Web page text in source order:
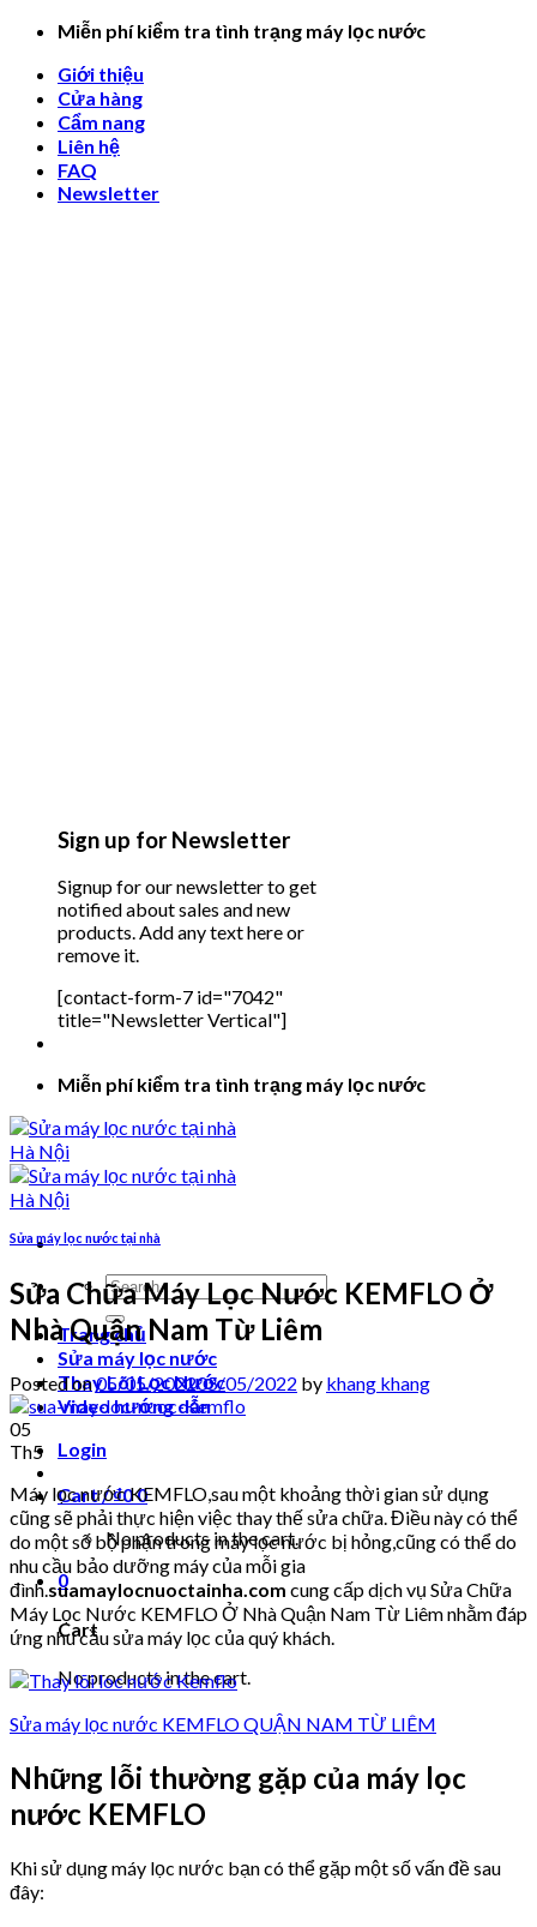
Skip
content
Miễn phí kiểm tra tình trạng máy lọc nước
Giới thiệu
Cửa hàng
Cẩm nang
Liên hệ
FAQ
Newsletter
Sign up for Newsletter
Signup for our newsletter to get
notified about sales and new
products. Add any text here or
remove it.
[contact-form-7 id="7042"
title="Newsletter Vertical"]
Miễn phí kiểm tra tình trạng máy lọc nước
Search
for:
Trang chủ
Sửa máy lọc nước
Thay Lõi Lọc Nước
Video hướng dẫn
Login
Cart /₫00
No products in the cart.
0
Cart
No products in the cart.
Sửa máy lọc nước tại nhà
Sửa Chữa Máy Lọc Nước KEMFLO Ở
Nhà Quận Nam Từ Liêm
Posted on05/05/202205/05/2022 by khang khang
05
Th5
Máy lọc nước KEMFLO,sau một khoảng thời gian sử dụng
cũng sẽ phải thực hiện việc thay thế sửa chữa. Điều này có thể
do một số bộ phận trong máy lọc nước bị hỏng,cũng có thể do
nhu cầu bảo dưỡng máy của mỗi gia
đình.suamaylocnuoctainha.com cung cấp dịch vụ Sửa Chữa
Máy Lọc Nước KEMFLO Ở Nhà Quận Nam Từ Liêm nhằm đáp
ứng nhu cầu sửa máy lọc của quý khách.
Sửa máy lọc nước KEMFLO QUẬN NAM TỪ LIÊM
Những lỗi thường gặp của máy lọc
nước KEMFLO
Khi sử dụng máy lọc nước bạn có thể gặp một số vấn đề sau
đây: